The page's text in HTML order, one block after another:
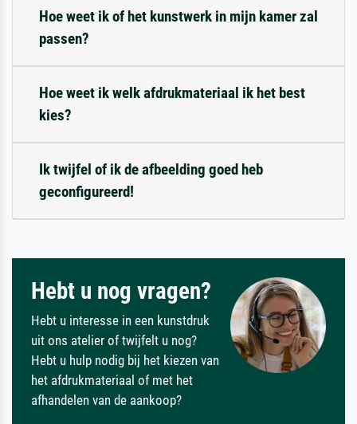
Hoe weet ik of het kunstwerk in mijn kamer zal
passen?
Hoe weet ik welk afdrukmateriaal ik het best
kies?
Ik twijfel of ik de afbeelding goed heb
geconfigureerd!
Hebt u nog vragen?
Hebt u interesse in een kunstdruk
uit ons atelier of twijfelt u nog?
Hebt u hulp nodig bij het kiezen van
het afdrukmateriaal of met het
afhandelen van de aankoop?